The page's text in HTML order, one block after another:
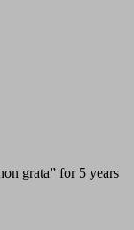
grata” for 5 years